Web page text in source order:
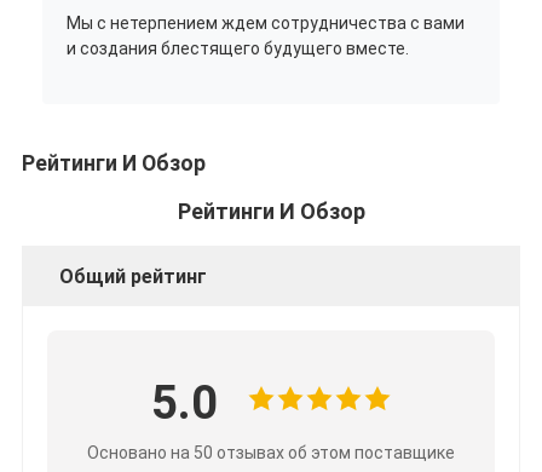
Мы с нетерпением ждем сотрудничества с вами
и создания блестящего будущего вместе.
Рейтинги И Обзор
Рейтинги И Обзор
Общий рейтинг
5.0
Основано на 50 отзывах об этом поставщике